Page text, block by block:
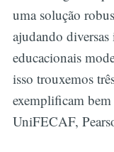
uma solução
ajudando
educacionais
isso trouxemos
exemplificam
UniFECAF,